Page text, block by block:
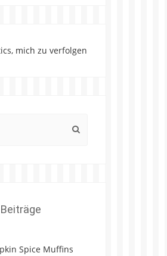
mich zu verfolgen
Spice Muffins